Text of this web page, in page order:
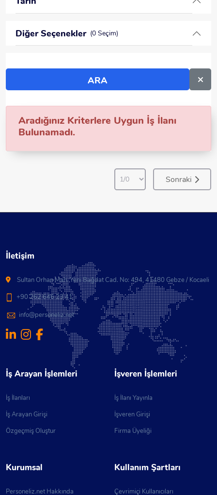
Diğer Seçenekler (0 Seçim)
Aradığınız Kriterlere Uygun İş İlanı
Bulunamadı.
Sonraki
İletişim
Sultan Orhan Mah. Yeni Bağdat Cad. No: 494, 41480 Gebze / Kocaeli
+90 262 646 23 41
info@personeliz.net
İş Arayan İşlemleri
İş İlanları
İş Arayan Girişi
Özgeçmiş Oluştur
İşveren İşlemleri
İş İlanı Yayınla
İşveren Girişi
Firma Üyeliği
Kurumsal
Personeliz.net Hakkında
Kullanım Şartları
Çevrimiçi Kullanıcıları